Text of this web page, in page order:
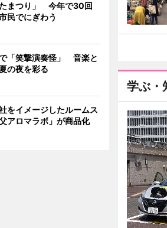
学ぶ・
まつり」 今年で30回
民でにぎわう
「笑撃演奏怪」 音楽と
の夜を彩る
をイメージしたルームス
アロマラボ」が商品化